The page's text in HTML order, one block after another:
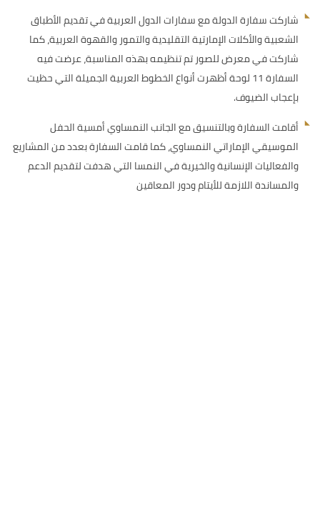
شاركت سفارة الدولة مع سفارات الدول العربية في تقديم الأطباق
الشعبية والأكلات الإمارتية التقليدية والتمور والقهوة العربية، كما
شاركت في معرض للصور تم تنظيمه بهذه المناسبة، عرضت فيه
السفارة 11 لوحة أظهرت أنواع الخطوط العربية الجميلة التي حظيت
بإعجاب الضيوف.
أقامت السفارة وبالتنسيق مع الجانب النمساوي أمسية الحفل
الموسيقي الإماراتي النمساوي، كما قامت السفارة بعدد من المشاريع
والفعاليات الإنسانية والخيرية في النمسا التي هدفت لتقديم الدعم
والمساندة اللازمة للأيتام ودور المعاقين